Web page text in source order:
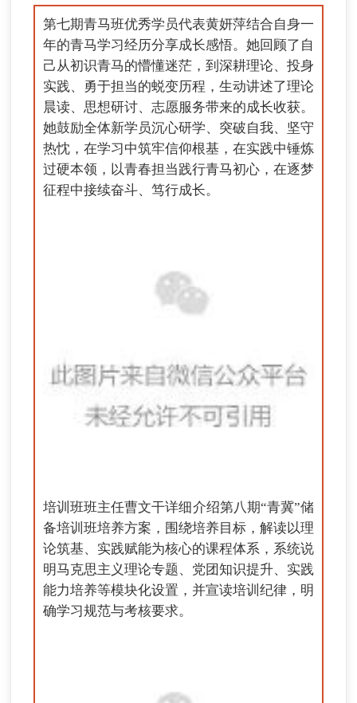
第七期青马班优秀学员代表黄妍萍结合自身一
年的青马学习经历分享成长感悟。她回顾了自
己从初识青马的懵懂迷茫，到深耕理论、投身
实践、勇于担当的蜕变历程，生动讲述了理论
晨读、思想研讨、志愿服务带来的成长收获。
她鼓励全体新学员沉心研学、突破自我、坚守
热忱，在学习中筑牢信仰根基，在实践中锤炼
过硬本领，以青春担当践行青马初心，在逐梦
征程中接续奋斗、笃行成长。
培训班班主任曹文干详细介绍第八期“青冀”储
备培训班培养方案，围绕培养目标，解读以理
论筑基、实践赋能为核心的课程体系，系统说
明马克思主义理论专题、党团知识提升、实践
能力培养等模块化设置，并宣读培训纪律，明
确学习规范与考核要求。